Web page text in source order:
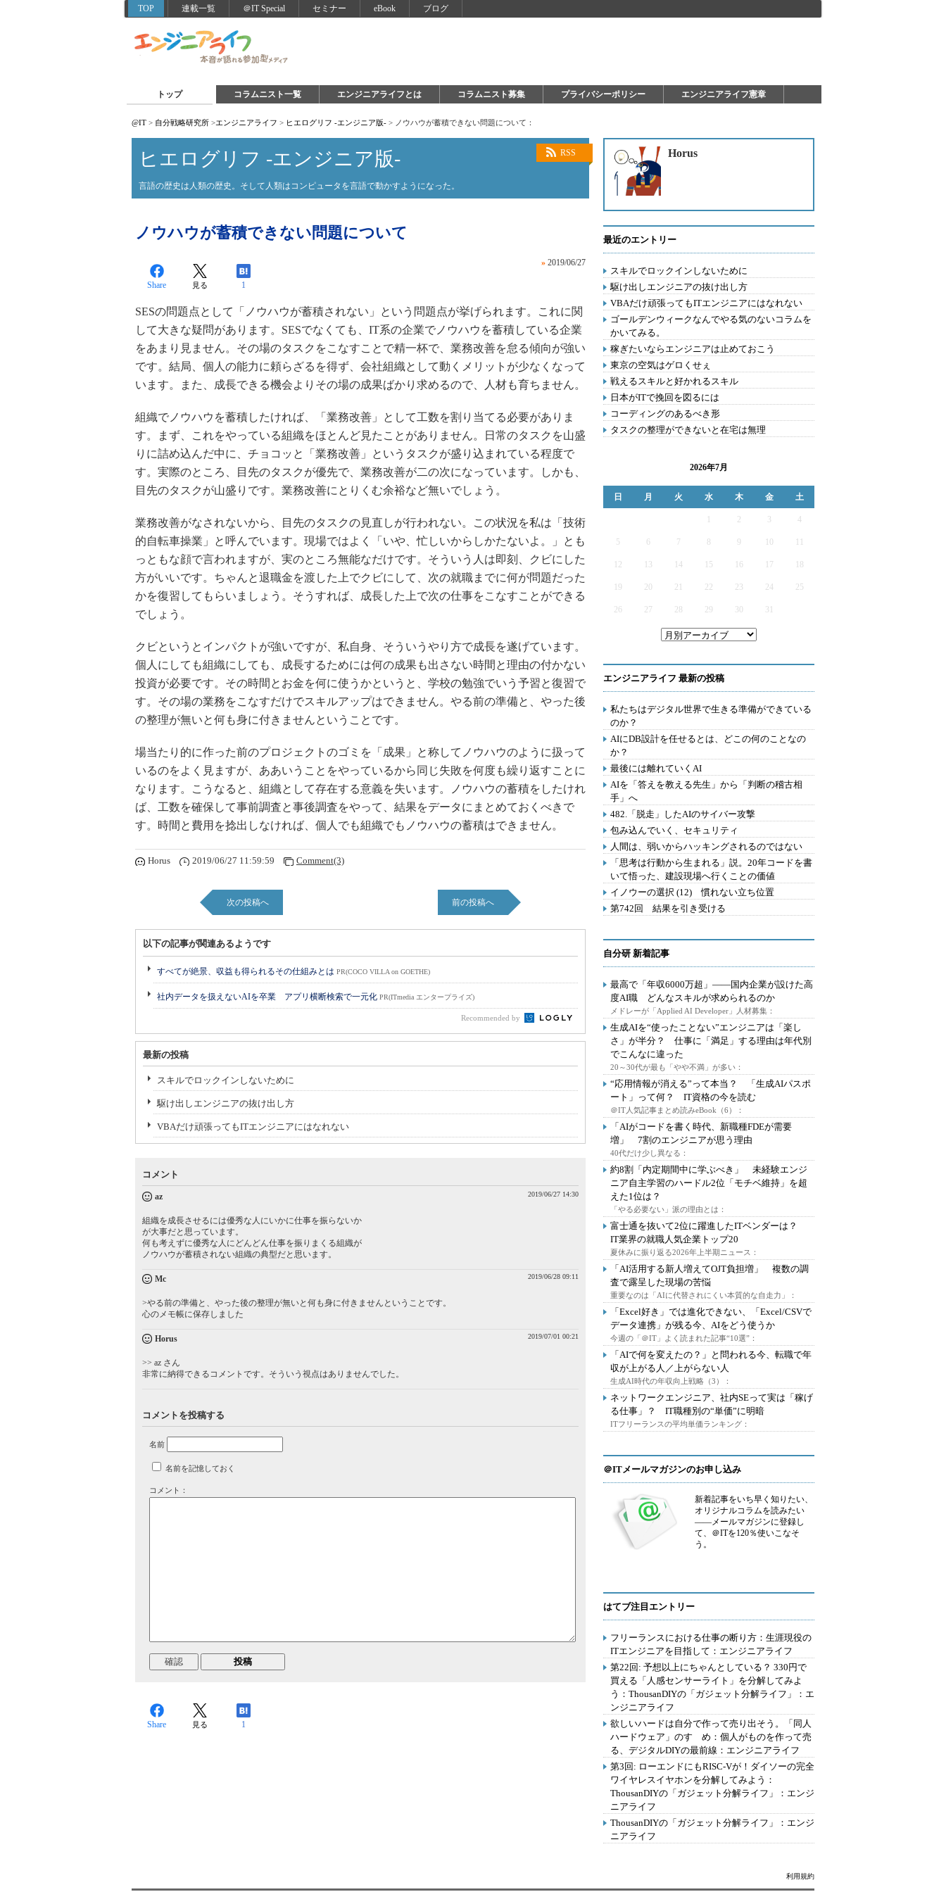
TOP 連載一覧 ＠IT Special セミナー eBook ブログ
トップ コラムニスト一覧 エンジニアライフとは コラムニスト募集 プライバシーポリシー エンジニアライフ憲章
@IT > 自分戦略研究所 >エンジニアライフ > ヒエログリフ -エンジニア版- > ノウハウが蓄積できない問題について：
RSS
ヒエログリフ -エンジニア版-
言語の歴史は人類の歴史。そして人類はコンピュータを言語で動かすようになった。
ノウハウが蓄積できない問題について
» 2019/06/27
Share 見る 1
SESの問題点として「ノウハウが蓄積されない」という問題点が挙げられます。これに関
して大きな疑問があります。SESでなくても、IT系の企業でノウハウを蓄積している企業
をあまり見ません。その場のタスクをこなすことで精一杯で、業務改善を怠る傾向が強い
です。結局、個人の能力に頼らざるを得ず、会社組織として動くメリットが少なくなって
います。また、成長できる機会よりその場の成果ばかり求めるので、人材も育ちません。
組織でノウハウを蓄積したければ、「業務改善」として工数を割り当てる必要がありま
す。まず、これをやっている組織をほとんど見たことがありません。日常のタスクを山盛
りに詰め込んだ中に、チョコッと「業務改善」というタスクが盛り込まれている程度で
す。実際のところ、目先のタスクが優先で、業務改善が二の次になっています。しかも、
目先のタスクが山盛りです。業務改善にとりくむ余裕など無いでしょう。
業務改善がなされないから、目先のタスクの見直しが行われない。この状況を私は「技術
的自転車操業」と呼んでいます。現場ではよく「いや、忙しいからしかたないよ。」とも
っともな顔で言われますが、実のところ無能なだけです。そういう人は即刻、クビにした
方がいいです。ちゃんと退職金を渡した上でクビにして、次の就職までに何が問題だった
かを復習してもらいましょう。そうすれば、成長した上で次の仕事をこなすことができる
でしょう。
クビというとインパクトが強いですが、私自身、そういうやり方で成長を遂げています。
個人にしても組織にしても、成長するためには何の成果も出さない時間と理由の付かない
投資が必要です。その時間とお金を何に使うかというと、学校の勉強でいう予習と復習で
す。その場の業務をこなすだけでスキルアップはできません。やる前の準備と、やった後
の整理が無いと何も身に付きませんということです。
場当たり的に作った前のプロジェクトのゴミを「成果」と称してノウハウのように扱って
いるのをよく見ますが、ああいうことをやっているから同じ失敗を何度も繰り返すことに
なります。こうなると、組織として存在する意義を失います。ノウハウの蓄積をしたけれ
ば、工数を確保して事前調査と事後調査をやって、結果をデータにまとめておくべきで
す。時間と費用を捻出しなければ、個人でも組織でもノウハウの蓄積はできません。
Horus 2019/06/27 11:59:59 Comment(3)
次の投稿へ 前の投稿へ
以下の記事が関連あるようです
すべてが絶景、収益も得られるその仕組みとは PR(COCO VILLA on GOETHE)
社内データを扱えないAIを卒業 アプリ横断検索で一元化 PR(ITmedia エンタープライズ)
Recommended by
最新の投稿
スキルでロックインしないために
駆け出しエンジニアの抜け出し方
VBAだけ頑張ってもITエンジニアにはなれない
コメント
az 2019/06/27 14:30
組織を成長させるには優秀な人にいかに仕事を振らないか
が大事だと思っています。
何も考えずに優秀な人にどんどん仕事を振りまくる組織が
ノウハウが蓄積されない組織の典型だと思います。
Mc 2019/06/28 09:11
>やる前の準備と、やった後の整理が無いと何も身に付きませんということです。
心のメモ帳に保存しました
Horus 2019/07/01 00:21
>> az さん
非常に納得できるコメントです。そういう視点はありませんでした。
コメントを投稿する
名前
名前を記憶しておく
コメント：
Share 見る 1
Horus
最近のエントリー
スキルでロックインしないために
駆け出しエンジニアの抜け出し方
VBAだけ頑張ってもITエンジニアにはなれない
ゴールデンウィークなんでやる気のないコラムを
かいてみる。
稼ぎたいならエンジニアは止めておこう
東京の空気はゲロくせぇ
戦えるスキルと好かれるスキル
日本がITで挽回を図るには
コーディングのあるべき形
タスクの整理ができないと在宅は無理
2026年7月
日 月 火 水 木 金 土
2 3 4
5 6 7 9
12 13 14 15 16 17
19 20 21 22 23 24 25
26 27 28 29 30 31
エンジニアライフ 最新の投稿
私たちはデジタル世界で生きる準備ができている
のか？
AIにDB設計を任せるとは、どこの何のことなの
か？
最後には離れていくAI
AIを「答えを教える先生」から「判断の稽古相
手」へ
482.「脱走」したAIのサイバー攻撃
包み込んでいく、セキュリティ
人間は、弱いからハッキングされるのではない
「思考は行動から生まれる」説。20年コードを書
いて悟った、建設現場へ行くことの価値
イノウーの選択 (12) 慣れない立ち位置
第742回 結果を引き受ける
自分研 新着記事
最高で「年収6000万超」――国内企業が設けた高
度AI職 どんなスキルが求められるのか
メドレーが「Applied AI Developer」人材募集：
生成AIを“使ったことない”エンジニアは「楽し
さ」が半分？ 仕事に「満足」する理由は年代別
でこんなに違った
20～30代が最も「やや不満」が多い：
“応用情報が消える”って本当？ 「生成AIパスポ
ート」って何？ IT資格の今を読む
＠IT人気記事まとめ読みeBook（6）：
「AIがコードを書く時代、新職種FDEが需要
増」 7割のエンジニアが思う理由
40代だけ少し異なる：
約8割「内定期間中に学ぶべき」 未経験エンジ
ニア自主学習のハードル2位「モチベ維持」を超
えた1位は？
「やる必要ない」派の理由とは：
富士通を抜いて2位に躍進したITベンダーは？
IT業界の就職人気企業トップ20
夏休みに振り返る2026年上半期ニュース：
「AI活用する新人増えてOJT負担増」 複数の調
査で露呈した現場の苦悩
重要なのは「AIに代替されにくい本質的な自走力」：
「Excel好き」では進化できない、「Excel/CSVで
データ連携」が残る今、AIをどう使うか
今週の「＠IT」よく読まれた記事“10選”：
「AIで何を変えたの？」と問われる今、転職で年
収が上がる人／上がらない人
生成AI時代の年収向上戦略（3）：
ネットワークエンジニア、社内SEって実は「稼げ
る仕事」？ IT職種別の“単価”に明暗
ITフリーランスの平均単価ランキング：
＠ITメールマガジンのお申し込み
新着記事をいち早く知りたい、
オリジナルコラムを読みたい
――メールマガジンに登録し
て、＠ITを120％使いこなそ
う。
はてブ注目エントリー
フリーランスにおける仕事の断り方：生涯現役の
ITエンジニアを目指して：エンジニアライフ
第22回: 予想以上にちゃんとしている？ 330円で
買える「人感センサーライト」を分解してみよ
う：ThousanDIYの「ガジェット分解ライフ」：エ
ンジニアライフ
欲しいハードは自分で作って売り出そう。「同人
ハードウェア」のすゝめ：個人がものを作って売
る、デジタルDIYの最前線：エンジニアライフ
第3回: ローエンドにもRISC-Vが！ダイソーの完全
ワイヤレスイヤホンを分解してみよう：
ThousanDIYの「ガジェット分解ライフ」：エンジ
ニアライフ
ThousanDIYの「ガジェット分解ライフ」：エンジ
ニアライフ
利用規約